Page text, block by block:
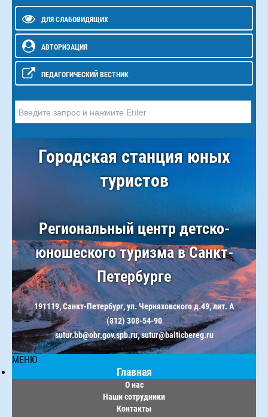
ДЛЯ СЛАБОВИДЯЩИХ
АВТОРИЗАЦИЯ
ПЕДАГОГИЧЕСКИЙ ВЕСТНИК
Городская станция юных
туристов
Региональный центр детско-
юношеского туризма в Санкт-
Петербурге
191119, Санкт-Петербург, ул. Черняховского д.49, лит. А
(812) 308-54-90
sutur.bb@obr.gov.spb.ru, sutur@balticbereg.ru
МЕНЮ
Главная
О нас
Наши сотрудники
Контакты